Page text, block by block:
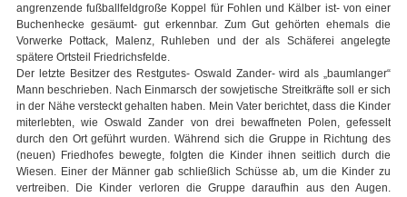
angrenzende fußballfeldgroße Koppel für Fohlen und Kälber ist- von einer
Buchenhecke gesäumt- gut erkennbar. Zum Gut gehörten ehemals die
Vorwerke Pottack, Malenz, Ruhleben und der als Schäferei angelegte
spätere Ortsteil Friedrichsfelde.
Der letzte Besitzer des Restgutes- Oswald Zander- wird als „baumlanger“
Mann beschrieben. Nach Einmarsch der sowjetische Streitkräfte soll er sich
in der Nähe versteckt gehalten haben. Mein Vater berichtet, dass die Kinder
miterlebten, wie Oswald Zander von drei bewaffneten Polen, gefesselt
durch den Ort geführt wurden. Während sich die Gruppe in Richtung des
(neuen) Friedhofes bewegte, folgten die Kinder ihnen seitlich durch die
Wiesen. Einer der Männer gab schließlich Schüsse ab, um die Kinder zu
vertreiben. Die Kinder verloren die Gruppe daraufhin aus den Augen.